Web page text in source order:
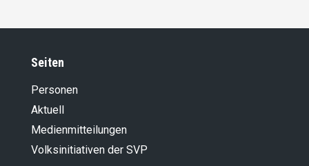
Seiten
Personen
Aktuell
Medienmitteilungen
Volksinitiativen der SVP